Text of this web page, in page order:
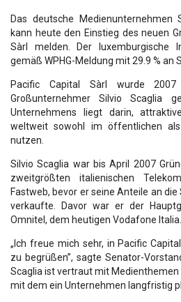
Das deutsche Medienunternehmen
kann heute den Einstieg des neuen
Sàrl melden. Der luxemburgische
gemäß WPHG-Meldung mit 29.9 % an
Pacific Capital Sàrl wurde
Großunternehmer Silvio Scaglia
Unternehmens liegt darin,
weltweit sowohl im öffentlichen
nutzen.
Silvio Scaglia war bis April 2007
zweitgrößten italienischen
Fastweb, bevor er seine Anteile an
verkaufte. Davor war er der
Omnitel, dem heutigen Vodafone Italia.
„Ich freue mich sehr, in Pacific
zu begrüßen”, sagte Senator-
Scaglia ist vertraut mit Medienthemen
mit dem ein Unternehmen langfristig